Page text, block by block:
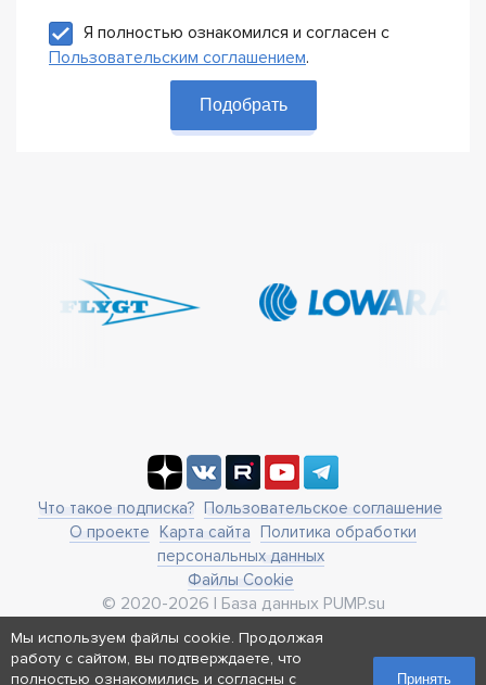
Я полностью ознакомился и согласен с
Пользовательским соглашением.
Подобрать
Что такое подписка? Пользовательское соглашение
О проекте Карта сайта Политика обработки
персональных данных
Файлы Cookie
© 2020-2026 | База данных PUMP.su
г. Москва, ул. Ленинская Слобода 19
Реквизиты
Мы используем файлы cookie. Продолжая
работу с сайтом, вы подтверждаете, что
полностью ознакомились и согласны с
Принять